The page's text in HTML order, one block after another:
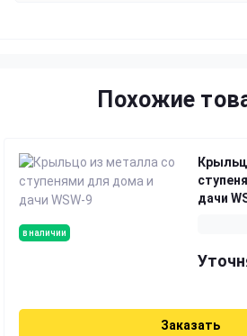
Похожие
в наличии
дачи
Заказать